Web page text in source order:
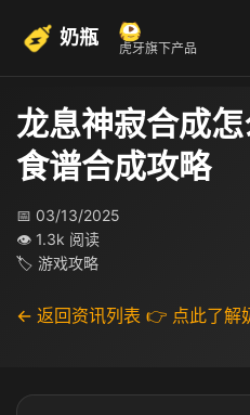
奶瓶 虎牙旗下产品
龙息神寂合成
食谱合成攻略
📅 03/13/2025
👁 1.3k 阅读
🏷 游戏攻略
← 返回资讯列表 👉 点此了解